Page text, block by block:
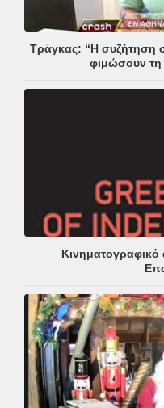
Τράγκας: “Η συζήτηση
φιμώσουν τη